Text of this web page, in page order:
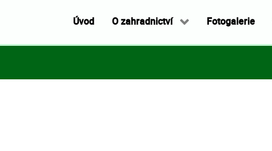
Úvod O zahradnictví Fotogalerie